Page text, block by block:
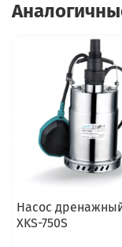
Насос
XKS-750S